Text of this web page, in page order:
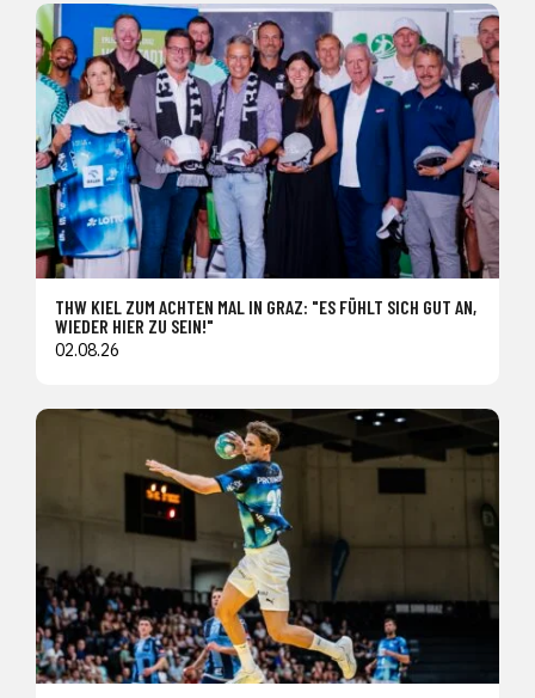
THW KIEL ZUM ACHTEN MAL IN GRAZ: "ES FÜHLT SICH GUT AN,
WIEDER HIER ZU SEIN!"
02.08.26